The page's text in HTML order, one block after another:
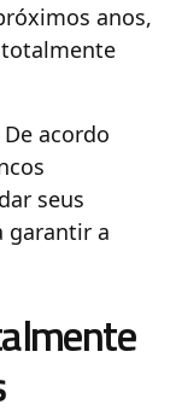
anos,
totalmente
acordo
seus
garantir a